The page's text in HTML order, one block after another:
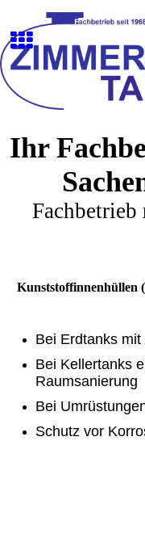
Ihr
Kunststoffinnenhüllen
Bei Erdtanks
Bei Kellertanks
Raumsanierung
Bei
Schutz vor